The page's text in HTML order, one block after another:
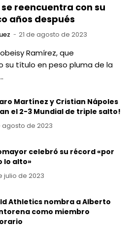
reencuentra con su
años después
21 de agosto de 2023
Ramírez, que
su título en peso pluma de la
Martínez y Cristian Nápoles
el 2-3 Mundial de triple salto!
agosto de 2023
celebró su récord «por
lo alto»
julio de 2023
Athletics nombra a Alberto
como miembro